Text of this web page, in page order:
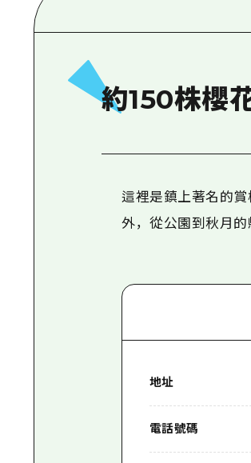
約150株櫻
這裡是鎮上著名的
外，從公園到秋月的
地址
電話號碼